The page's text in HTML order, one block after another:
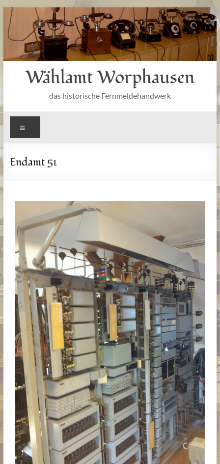
Zum
Inhalt
springen
Wählamt Worphausen
das historische Fernmeldehandwerk
Endamt 51